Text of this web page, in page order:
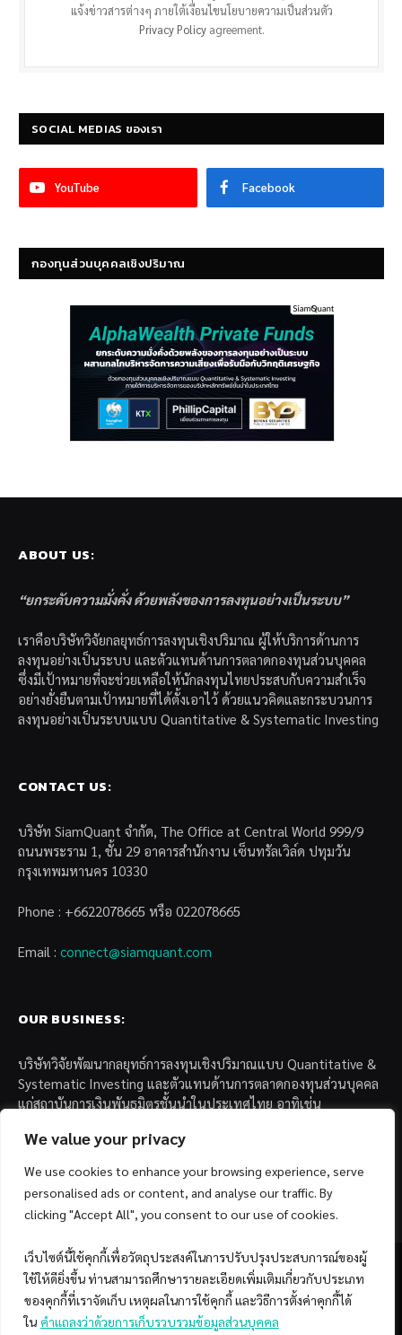
We value your privacy
We use cookies to enhance your browsing experience, serve
personalised ads or content, and analyse our traffic. By
clicking "Accept All", you consent to our use of cookies.
เว็บไซต์นี้ใช้คุกกี้เพื่อวัตถุประสงค์ในการปรับปรุงประสบการณ์ของผู้
ใช้ให้ดียิ่งขึ้น ท่านสามารถศึกษารายละเอียดเพิ่มเติมเกี่ยวกับประเภท
ของคุกกี้ที่เราจัดเก็บ เหตุผลในการใช้คุกกี้ และวิธีการตั้งค่าคุกกี้ได้
ใน คำแถลงว่าด้วยการเก็บรวบรวมข้อมูลส่วนบุคคล
แจ้งข่าวสารต่างๆ ภายใต้เงื่อนไขนโยบายความเป็นส่วนตัว
Privacy Policyagreement.
SOCIAL MEDIAS ของเรา
YouTube Facebook
กองทุนส่วนบุคคลเชิงปริมาณ
ABOUT US:
“ยกระดับความมั่งคั่ง ด้วยพลังของการลงทุนอย่างเป็นระบบ”
เราคือบริษัทวิจัยกลยุทธ์การลงทุนเชิงปริมาณ ผู้ให้บริการด้านการ
ลงทุนอย่างเป็นระบบ และตัวแทนด้านการตลาดกองทุนส่วนบุคคล
ซึ่งมีเป้าหมายที่จะช่วยเหลือให้นักลงทุนไทยประสบกับความสำเร็จ
อย่างยั่งยืนตามเป้าหมายที่ได้ตั้งเอาไว้ ด้วยแนวคิดและกระบวนการ
ลงทุนอย่างเป็นระบบแบบ Quantitative & Systematic Investing
CONTACT US:
บริษัท SiamQuant จำกัด, The Office at Central World 999/9
ถนนพระราม 1, ชั้น 29 อาคารสำนักงาน เซ็นทรัลเวิล์ด ปทุมวัน
กรุงเทพมหานคร 10330
Phone : +6622078665 หรือ 022078665
Email : connect@siamquant.com
OUR BUSINESS:
บริษัทวิจัยพัฒนากลยุทธ์การลงทุนเชิงปริมาณแบบ Quantitative &
Systematic Investing และตัวแทนด้านการตลาดกองทุนส่วนบุคคล
แก่สถาบันการเงินพันธมิตรชั้นนำในประเทศไทย อาทิเช่น
– บล. กรุงไทย เอ็กซ์สปริง จำกัด
– บล. ฟิลลิป (ประเทศไทย) จำกัด (มหาชน)
Facebook YouTube